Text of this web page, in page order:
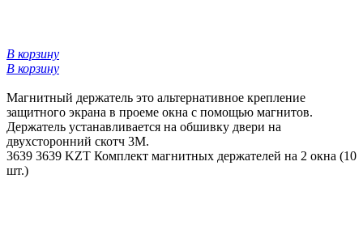
В корзину
В корзину
Магнитный держатель это альтернативное крепление
защитного экрана в проеме окна с помощью магнитов.
Держатель устанавливается на обшивку двери на
двухсторонний скотч 3М.
3639 3639 KZT Комплект магнитных держателей на 2 окна (10
шт.)